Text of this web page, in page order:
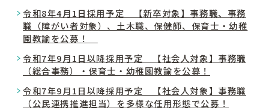
令和8年4月1日採用予定 【新卒対象】事務職、事務
職（障がい者対象）、土木職、保健師、保育士・幼稚
園教諭を公募！
令和7年9月1日以降採用予定 【社会人対象】事務職
（総合事務）・保育士・幼稚園教諭を公募！
令和7年9月1日以降採用予定 【社会人対象】事務職
（公民連携推進担当）を多様な任用形態で公募！